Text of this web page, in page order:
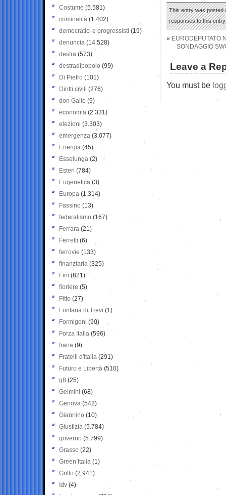
This entry was posted
responses to this
« EURODEPUTATO
SONDAGGIO
Leave a
You must be
Costume (5.581)
criminalità (1.402)
democratici e progressisti (19)
denuncia (14.528)
destra (573)
destradipopolo (99)
Di Pietro (101)
Diritti civili (276)
don Gallo (9)
economia (2.331)
elezioni (3.303)
emergenza (3.077)
Energia (45)
Esselunga (2)
Esteri (784)
Eugenetica (3)
Europa (1.314)
Fassino (13)
federalismo (167)
Ferrara (21)
Ferretti (6)
ferrovie (133)
finanziaria (325)
Fini (821)
fioriere (5)
Fitto (27)
Fontana di Trevi (1)
Formigoni (90)
Forza Italia (596)
frana (9)
Fratelli d'Italia (291)
Futuro e Libertà (510)
g8 (25)
Gelmini (68)
Genova (542)
Giannino (10)
Giustizia (5.784)
governo (5.799)
Grasso (22)
Green Italia (1)
Grillo (2.941)
Idv (4)